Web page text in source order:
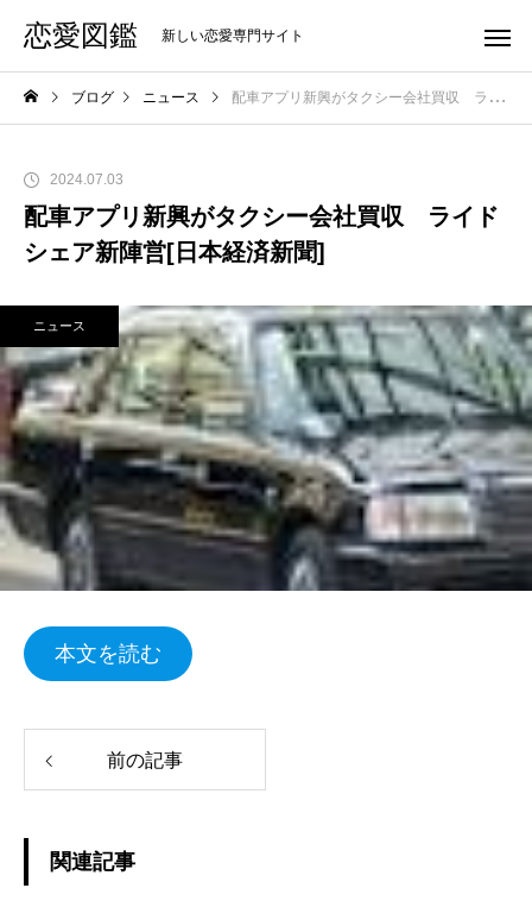
恋愛図鑑 新しい恋愛専門サイト
ブログ ニュース 配車アプリ新興がタクシー会社買収 ライドシェア新陣営[日本経済新聞]
2024.07.03
配車アプリ新興がタクシー会社買収 ライド
シェア新陣営[日本経済新聞]
ニュース
本文を読む
前の記事
関連記事